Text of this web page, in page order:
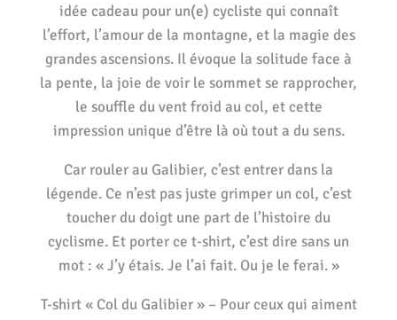
idée cadeau pour un(e) cycliste qui connaît
l’effort, l’amour de la montagne, et la magie des
grandes ascensions. Il évoque la solitude face à
la pente, la joie de voir le sommet se rapprocher,
le souffle du vent froid au col, et cette
impression unique d’être là où tout a du sens.
Car rouler au Galibier, c’est entrer dans la
légende. Ce n’est pas juste grimper un col, c’est
toucher du doigt une part de l’histoire du
cyclisme. Et porter ce t-shirt, c’est dire sans un
mot : « J’y étais. Je l’ai fait. Ou je le ferai. »
T-shirt « Col du Galibier » – Pour ceux qui aiment